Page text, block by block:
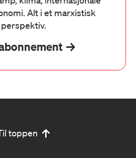
Alt i et marxistisk
perspektiv.
toppen